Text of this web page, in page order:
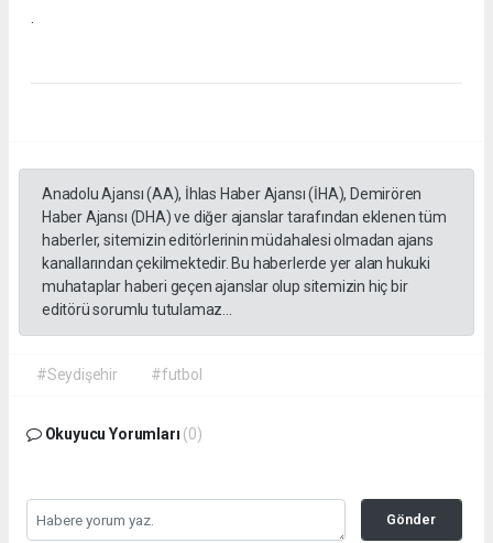
.
Anadolu Ajansı (AA), İhlas Haber Ajansı (İHA), Demirören
Haber Ajansı (DHA) ve diğer ajanslar tarafından eklenen tüm
haberler, sitemizin editörlerinin müdahalesi olmadan ajans
kanallarından çekilmektedir. Bu haberlerde yer alan hukuki
muhataplar haberi geçen ajanslar olup sitemizin hiç bir
editörü sorumlu tutulamaz...
#Seydişehir #futbol
Okuyucu Yorumları (0)
Gönder